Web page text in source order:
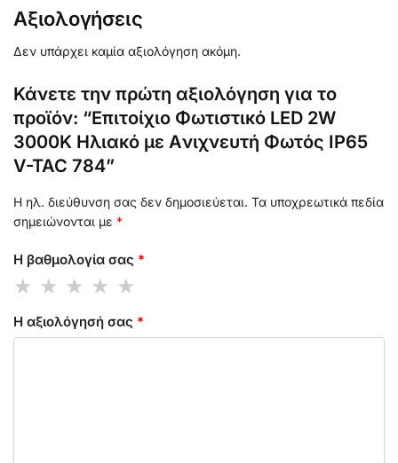
Αξιολογήσεις
Δεν υπάρχει καμία αξιολόγηση ακόμη.
Κάνετε την πρώτη αξιολόγηση για το
προϊόν: “Επιτοίχιο Φωτιστικό LED 2W
3000K Ηλιακό με Aνιχνευτή Φωτός IP65
V-TAC 784”
Η ηλ. διεύθυνση σας δεν δημοσιεύεται. Τα υποχρεωτικά πεδία
σημειώνονται με *
Η βαθμολογία σας *
Η αξιολόγησή σας *